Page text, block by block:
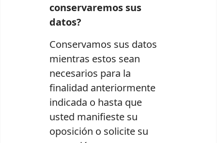
conservaremos sus
datos?
Conservamos sus datos
mientras estos sean
necesarios para la
finalidad anteriormente
indicada o hasta que
usted manifieste su
oposición o solicite su